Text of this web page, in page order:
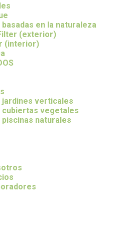
en la naturaleza
(exterior)
(interior)
jardines verticales
cubiertas vegetales
naturales